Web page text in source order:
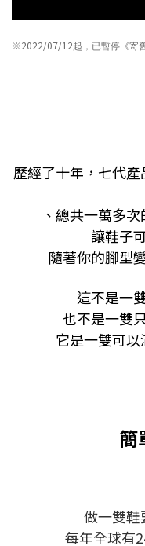
※2022/07/12起，已暫停《寄
歷經了十年，七代
、總共一萬多
讓鞋子
隨著你的腳型
這不是一
也不是一雙
它是一雙可以
簡
做一雙鞋
每年全球有